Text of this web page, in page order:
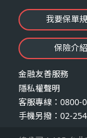
（二）當
台
我要保單
保險介紹
金融友善服務
隱私權聲明
客服專線：0800-
手機另撥：02-